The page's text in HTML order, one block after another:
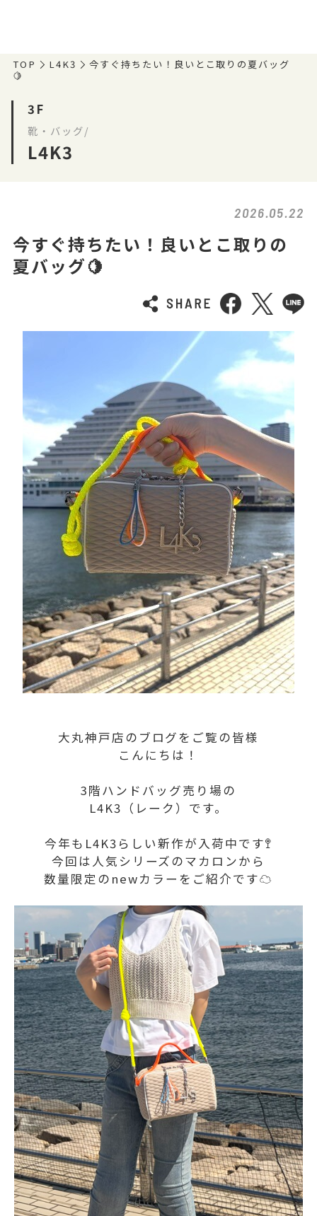
TOP L4K3
今すぐ持ちたい！良いとこ取りの夏バッグ
🍋
3F
靴・バッグ/
L4K3
2026.05.22
今すぐ持ちたい！良いとこ取りの
夏バッグ🍋
大丸神戸店のブログをご覧の皆様
こんにちは！
3階ハンドバッグ売り場の
L4K3（レーク）です。
今年もL4K3らしい新作が入荷中です🚏
今回は人気シリーズのマカロンから
数量限定のnewカラーをご紹介です☁️